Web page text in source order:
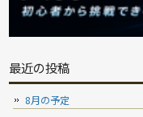
最近の投稿
8月の予定